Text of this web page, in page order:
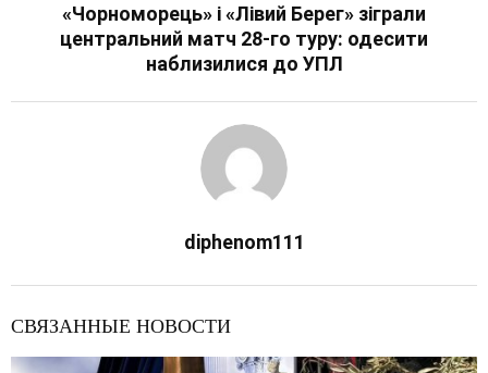
«Чорноморець» і «Лівий Берег» зіграли
центральний матч 28-го туру: одесити
наблизилися до УПЛ
diphenom111
СВЯЗАННЫЕ НОВОСТИ